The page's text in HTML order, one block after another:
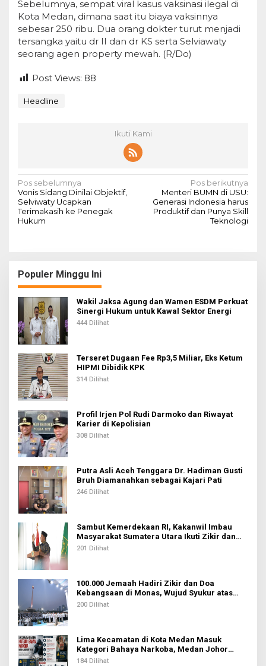
Sebelumnya, sempat viral kasus vaksinasi ilegal di
Kota Medan, dimana saat itu biaya vaksinnya
sebesar 250 ribu. Dua orang dokter turut menjadi
tersangka yaitu dr II dan dr KS serta Selviawaty
seorang agen property mewah. (R/Do)
Post Views: 88
Headline
Ikuti Kami
N
a
v
a
s
i
p
o
s
Pos sebelumnya
Vonis Sidang Dinilai Objektif,
Selviwaty Ucapkan
Terimakasih ke Penegak
Hukum
Pos berikutnya
Menteri BUMN di USU:
Generasi Indonesia harus
Produktif dan Punya Skill
Teknologi
Populer Minggu Ini
Wakil Jaksa Agung dan Wamen ESDM Perkuat
Sinergi Hukum untuk Kawal Sektor Energi
444 Dilihat
Terseret Dugaan Fee Rp3,5 Miliar, Eks Ketum
HIPMI Dibidik KPK
314 Dilihat
Profil Irjen Pol Rudi Darmoko dan Riwayat
Karier di Kepolisian
308 Dilihat
Putra Asli Aceh Tenggara Dr. Hadiman Gusti
Bruh Diamanahkan sebagai Kajari Pati
246 Dilihat
Sambut Kemerdekaan RI, Kakanwil Imbau
Masyarakat Sumatera Utara Ikuti Zikir dan
Doa Kebangsaan
201 Dilihat
100.000 Jemaah Hadiri Zikir dan Doa
Kebangsaan di Monas, Wujud Syukur atas
Kemerdekaan Indonesia
200 Dilihat
Lima Kecamatan di Kota Medan Masuk
Kategori Bahaya Narkoba, Medan Johor
Tertinggi
184 Dilihat